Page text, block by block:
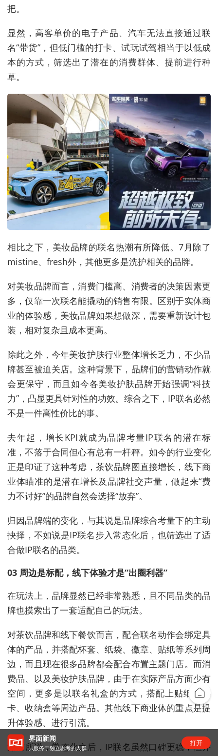
把。
显然，高客单价的电子产品、汽车无法直接通过联
名“带货”，但低门槛的打卡、试玩试驾相当于以低成
本的方式，筛选出了潜在的消费群体、提前进行种
草。
相比之下，美妆品牌的联名热潮有所降低。7月除了
mistine、fresh外，其他更多是洗护相关的品牌。
对美妆品牌而言，消费门槛高、消费者的决策因素更
多，仅靠一次联名能撬动的销售有限。区别于实体商
业的体验感，美妆品牌如果想做深，需要重新设计包
装，相对复杂且成本更高。
除此之外，今年美妆护肤行业整体增长乏力，不少品
牌甚至被迫关店。这种背景下，品牌们的营销动作就
会更保守，而且如今各美妆护肤品牌开始强调“科技
力”，凸显更具针对性的功效。综合之下，IP联名必然
不是一件高性价比的事。
去年起，增长KPI就成为品牌考量IP联名的潜在标
准，不落于合同但心有总有一杆秤。如今的行业变化
正是印证了这种考虑，茶饮品牌图直接增长，线下商
业体瞄准的是潜在增长及品牌社交声量，做起来“费
力不讨好”的品牌自然会选择“放弃”。
归因品牌端的变化，与其说是品牌综合考量下的主动
抉择，不如说是IP联名步入常态化后，也筛选出了适
合做IP联名的品类。
03 周边是标配，线下体验才是“出圈利器”
在玩法上，品牌显然已经非常熟悉，且不同品类的品
牌也摸索出了一套适配自己的玩法。
对茶饮品牌和线下餐饮而言，配合联名动作会绑定具
体的产品，并搭配杯套、纸袋、徽章、贴纸等系列周
边，而且现在很多品牌都会配合布置主题门店。而消
费品、以及美妆护肤品牌，由于在实际产品方面少有
空间，更多是以联名礼盒的方式，搭配上贴纸、小
卡、收纳盒等周边产品。其他线下商业体的重点是提
升体验感、进行引流。
如前所说，常态化之后，IP联名虽然口碑更稳，但并
界面新闻
只服务于独立思考的人群
打开